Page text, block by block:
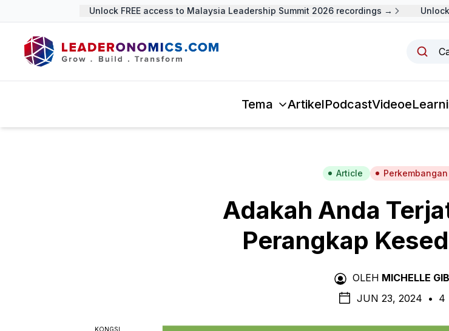
Unlock FREE access to Malaysia Leadership Summit 2026 recordings → Unlock
Tema ArtikelPodcastVideo
Article
Adakah Anda
Perangkap
OLEH MICHELLE
JUN 23, 2024 • 4
KONGSI